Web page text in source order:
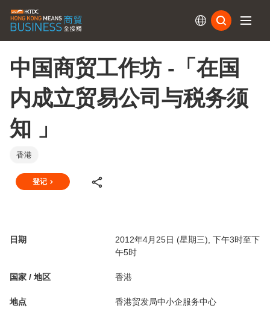
中国商贸工作坊 -「在国
内成立贸易公司与税务须
知 」
香港
登记
日期
2012年4月25日 (星期三), 下午3时至下
午5时
国家 / 地区 香港
地点 香港贸发局中小企服务中心